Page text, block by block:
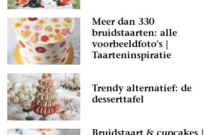
Meer dan 330
bruidstaarten: alle
voorbeeldfoto's |
Taarteninspiratie
Trendy alternatief: de
desserttafel